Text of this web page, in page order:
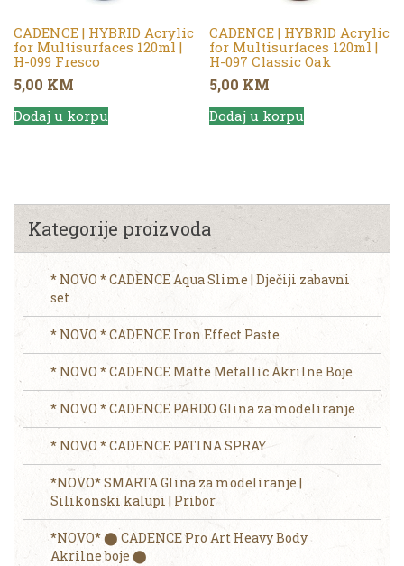
CADENCE | HYBRID Acrylic
for Multisurfaces 120ml |
H-099 Fresco
5,00 KM
Dodaj u korpu
CADENCE | HYBRID Acrylic
for Multisurfaces 120ml |
H-097 Classic Oak
5,00 KM
Dodaj u korpu
Kategorije proizvoda
* NOVO * CADENCE Aqua Slime | Dječiji zabavni
set
* NOVO * CADENCE Iron Effect Paste
* NOVO * CADENCE Matte Metallic Akrilne Boje
* NOVO * CADENCE PARDO Glina za modeliranje
* NOVO * CADENCE PATINA SPRAY
*NOVO* SMARTA Glina za modeliranje |
Silikonski kalupi | Pribor
*NOVO* ⬤ CADENCE Pro Art Heavy Body
Akrilne boje ⬤